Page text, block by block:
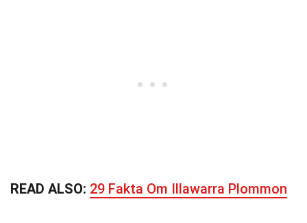
READ ALSO: 29 Fakta Om Illawarra Plommon